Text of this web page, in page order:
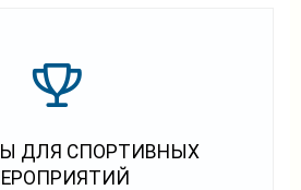
ДЛЯ СПОРТИВНЫХ